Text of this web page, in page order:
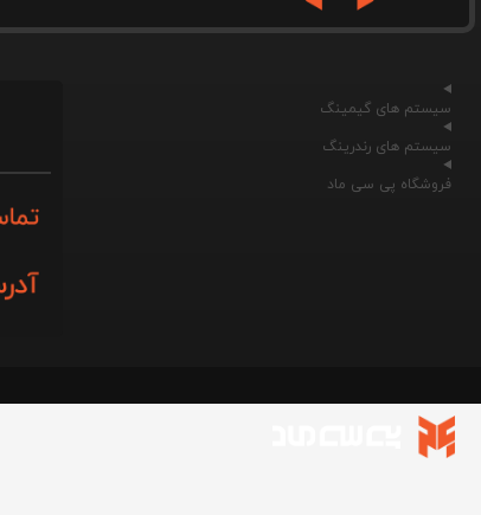
سیستم های گیمینگ
سیستم های رندرینگ
فروشگاه پی سی ماد